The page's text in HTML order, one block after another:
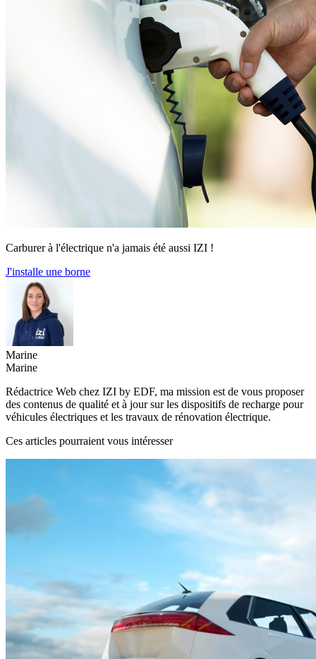
Carburer à l'électrique n'a jamais été aussi IZI !
J'installe une borne
Marine
Marine
Rédactrice Web chez IZI by EDF, ma mission est de vous proposer
des contenus de qualité et à jour sur les dispositifs de recharge pour
véhicules électriques et les travaux de rénovation électrique.
Ces articles pourraient vous intéresser